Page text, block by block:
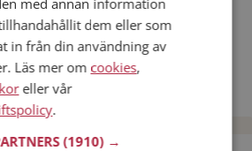
dem eller som
in från din användning av
Läs mer om cookies,
eller vår
.
(1910) →